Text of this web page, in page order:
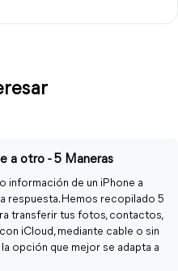
a otro - 5 Maneras
información de un iPhone a
respuesta. Hemos recopilado 5
transferir tus fotos, contactos,
iCloud, mediante cable o sin
opción que mejor se adapta a